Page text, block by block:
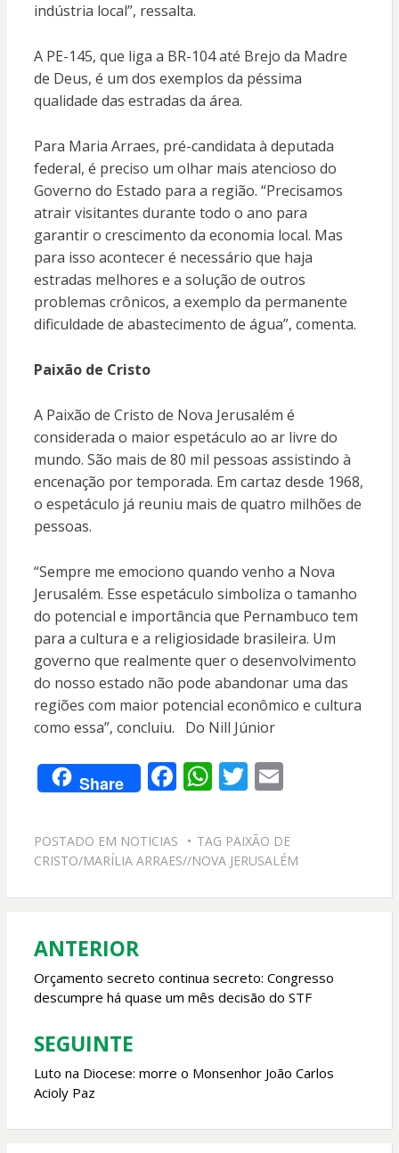
indústria local”, ressalta.
A PE-145, que liga a BR-104 até Brejo da Madre
de Deus, é um dos exemplos da péssima
qualidade das estradas da área.
Para Maria Arraes, pré-candidata à deputada
federal, é preciso um olhar mais atencioso do
Governo do Estado para a região. “Precisamos
atrair visitantes durante todo o ano para
garantir o crescimento da economia local. Mas
para isso acontecer é necessário que haja
estradas melhores e a solução de outros
problemas crônicos, a exemplo da permanente
dificuldade de abastecimento de água”, comenta.
Paixão de Cristo
A Paixão de Cristo de Nova Jerusalém é
considerada o maior espetáculo ao ar livre do
mundo. São mais de 80 mil pessoas assistindo à
encenação por temporada. Em cartaz desde 1968,
o espetáculo já reuniu mais de quatro milhões de
pessoas.
“Sempre me emociono quando venho a Nova
Jerusalém. Esse espetáculo simboliza o tamanho
do potencial e importância que Pernambuco tem
para a cultura e a religiosidade brasileira. Um
governo que realmente quer o desenvolvimento
do nosso estado não pode abandonar uma das
regiões com maior potencial econômico e cultura
como essa”, concluiu. Do Nill Júnior
Share F
e
b
o
W
at
s
A
T
itt
er
E
ai
l
POSTADO EM NOTICIAS TAG PAIXÃO DE
CRISTO/MARÍLIA ARRAES//NOVA JERUSALÉM
Navegação
de
Post
ANTERIOR
Orçamento secreto continua secreto: Congresso
descumpre há quase um mês decisão do STF
SEGUINTE
Luto na Diocese: morre o Monsenhor João Carlos
Acioly Paz